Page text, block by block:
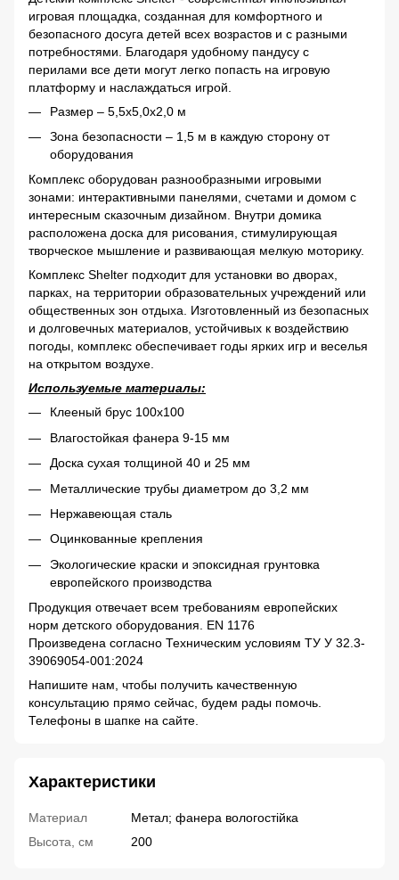
игровая площадка, созданная для комфортного и
безопасного досуга детей всех возрастов и с разными
потребностями. Благодаря удобному пандусу с
перилами все дети могут легко попасть на игровую
платформу и наслаждаться игрой.
Размер – 5,5х5,0х2,0 м
Зона безопасности – 1,5 м в каждую сторону от
оборудования
Комплекс оборудован разнообразными игровыми
зонами: интерактивными панелями, счетами и домом с
интересным сказочным дизайном. Внутри домика
расположена доска для рисования, стимулирующая
творческое мышление и развивающая мелкую моторику.
Комплекс Shelter подходит для установки во дворах,
парках, на территории образовательных учреждений или
общественных зон отдыха. Изготовленный из безопасных
и долговечных материалов, устойчивых к воздействию
погоды, комплекс обеспечивает годы ярких игр и веселья
на открытом воздухе.
Используемые материалы:
Клееный брус 100х100
Влагостойкая фанера 9-15 мм
Доска сухая толщиной 40 и 25 мм
Металлические трубы диаметром до 3,2 мм
Нержавеющая сталь
Оцинкованные крепления
Экологические краски и эпоксидная грунтовка
европейского производства
Продукция отвечает всем требованиям европейских
норм детского оборудования. EN 1176
Произведена согласно Техническим условиям ТУ У 32.3-
39069054-001:2024
Напишите нам, чтобы получить качественную
консультацию прямо сейчас, будем рады помочь.
Телефоны в шапке на сайте.
Характеристики
Материал
Метал; фанера вологостійка
Высота, см
200